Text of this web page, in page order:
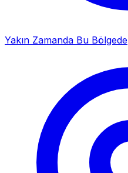
Yakın Zamanda Bu Bölgede